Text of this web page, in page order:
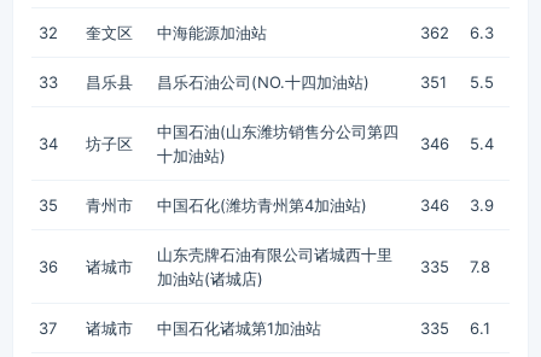
32 奎文区 中海能源加油站 362 6.3
33 昌乐县 昌乐石油公司(NO.十四加油站) 351 5.5
34 坊子区
中国石油(山东潍坊销售分公司第四
十加油站)
346 5.4
35 青州市 中国石化(潍坊青州第4加油站) 346 3.9
36 诸城市
山东壳牌石油有限公司诸城西十里
加油站(诸城店)
335 7.8
37 诸城市 中国石化诸城第1加油站 335 6.1